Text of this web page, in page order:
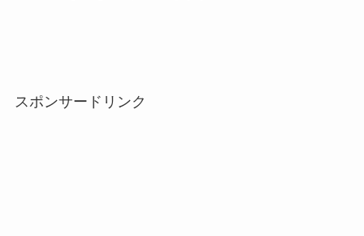
スポンサードリンク